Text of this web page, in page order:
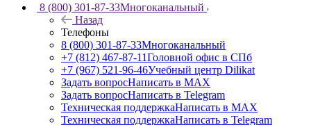
8 (800) 301-87-33Многоканальный
Назад
Телефоны
8 (800) 301-87-33Многоканальный
+7 (812) 467-87-11Головной офис в СПб
+7 (967) 521-96-46Учебный центр Dilikat
Задать вопросНаписать в MAX
Задать вопросНаписать в Telegram
Техническая поддержкаНаписать в MAX
Техническая поддержкаНаписать в Telegram